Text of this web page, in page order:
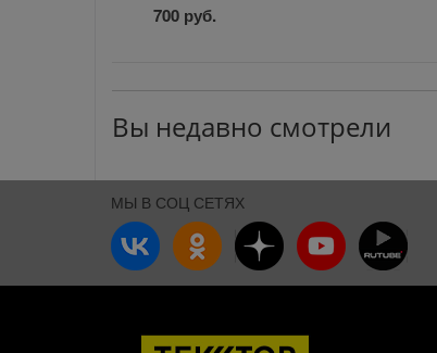
700 руб.
Вы недавно смотрели
МЫ В СОЦ СЕТЯХ